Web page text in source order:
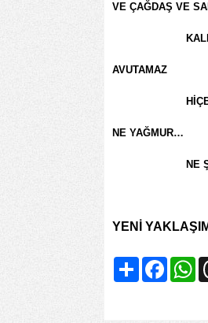
VE ÇAĞDAŞ VE
AVUTAMAZ
NE YAĞMUR…
NE
YENİ
Share